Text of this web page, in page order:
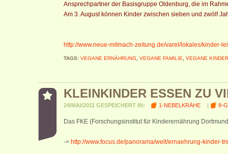
Ansprechpartner der Basisgruppe Oldenburg, die im
Am 3. August können Kinder zwischen sieben und zwölf
http://www.neue-mitmach-zeitung.de/varel/lokales/kinder-
TAGS: VEGANE ERNÄHRUNG VEGANE FAMILIE VEGANE KINDER
KLEINKINDER ESSEN ZU
24/MAI/2011 GESPEICHERT IN: 1-NEBELKRÄHE | 8-
Das FKE (Forschungsinstitut für Kinderernährung
-> http://www.focus.de/panorama/welt/ernaehrung-